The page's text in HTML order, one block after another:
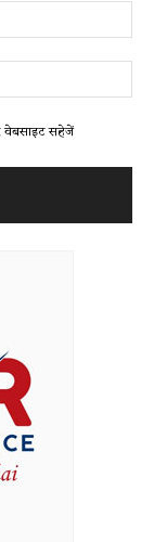
वेबसाइट सहेजें